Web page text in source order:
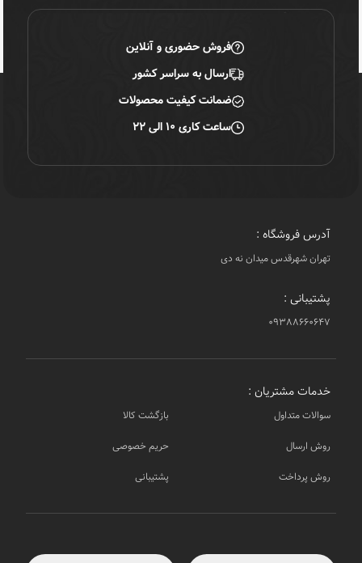
فروش حضوری و آنلاین
ارسال به سراسر کشور
ضمانت کیفیت محصولات
ساعت کاری ۱۰ الی ۲۲
آدرس فروشگاه :
تهران شهرقدس میدان نه دی
پشتیبانی :
۰۹۳۸۸۶۶۰۶۴۷
خدمات مشتریان :
سوالات متداول
بازگشت کالا
روش ارسال
حریم خصوصی
روش پرداخت
پشتیبانی